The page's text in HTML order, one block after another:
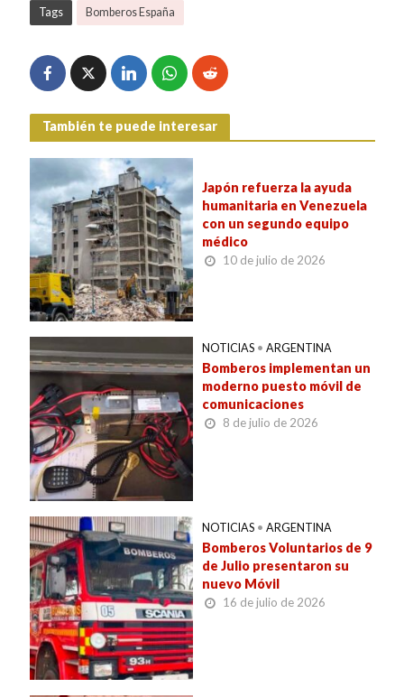
Tags Bomberos España
También te puede interesar
Japón refuerza la ayuda
humanitaria en Venezuela
con un segundo equipo
médico
10 de julio de 2026
NOTICIAS • ARGENTINA
Bomberos implementan un
moderno puesto móvil de
comunicaciones
8 de julio de 2026
NOTICIAS • ARGENTINA
Bomberos Voluntarios de 9
de Julio presentaron su
nuevo Móvil
16 de julio de 2026